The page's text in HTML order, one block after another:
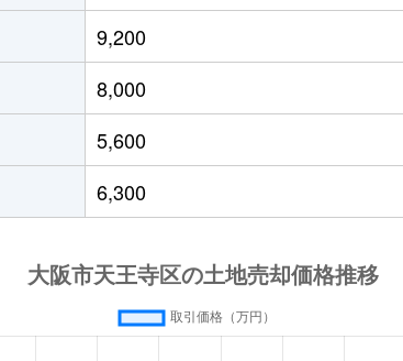
9,200
8,000
5,600
6,300